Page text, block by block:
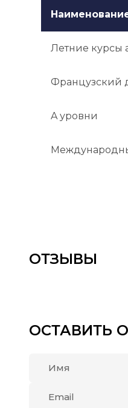
Летние курсы
Французский
A уровни
ОТЗЫВЫ
ОСТАВИТЬ